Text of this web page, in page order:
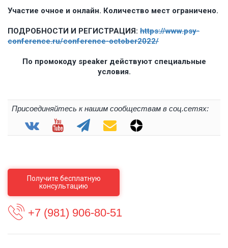
Участие очное и онлайн. Количество мест ограничено.
ПОДРОБНОСТИ И РЕГИСТРАЦИЯ: https://www.psy-
conference.ru/conference-october2022/
По промокоду speaker действуют специальные
условия.
Присоединяйтесь к нашим сообществам в соц.сетях:
Получите бесплатную
консультацию
+7 (981) 906-80-51